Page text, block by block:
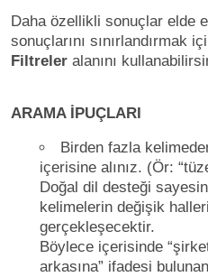
Daha özellikli sonuçlar elde
sonuçlarını sınırlandırmak
Filtreler alanını
ARAMA İPUÇLARI
Birden fazla
içerisine alınız. (Ör:
Doğal dil desteği
kelimelerin değişik
gerçekleşecektir.
Böylece içerisinde
arkasına” ifadesi